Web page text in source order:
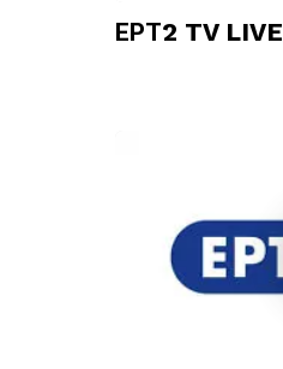
ΕΡΤ2 TV